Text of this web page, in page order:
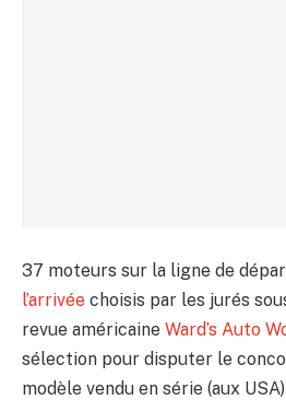
37 moteurs sur la ligne de
l’arrivée choisis par les jurés
revue américaine Ward’s Auto
sélection pour disputer le
modèle vendu en série (aux